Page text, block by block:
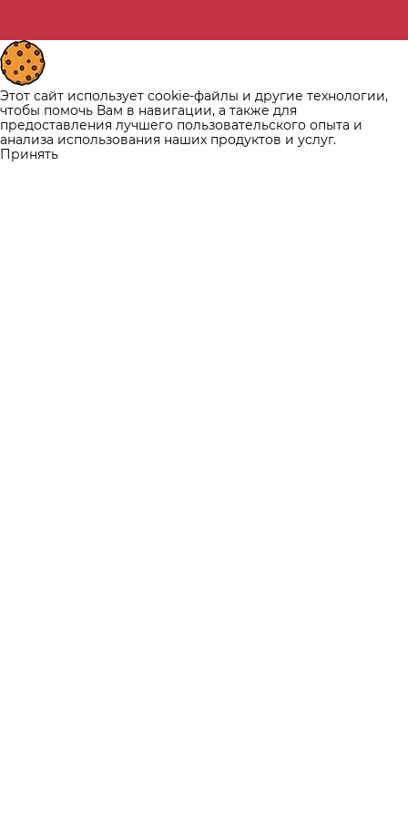
Этот сайт использует cookie-файлы и другие технологии,
чтобы помочь Вам в навигации, а также для
предоставления лучшего пользовательского опыта и
анализа использования наших продуктов и услуг.
Принять